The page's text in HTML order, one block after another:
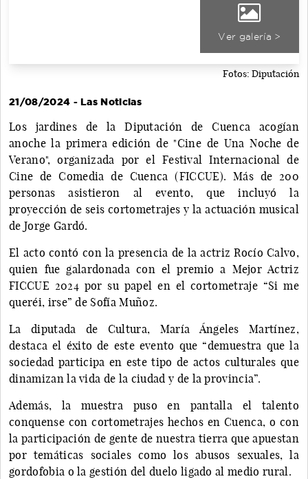
Ver galería >
Fotos: Diputación
21/08/2024 - Las Noticias
Los jardines de la Diputación de Cuenca acogían
anoche la primera edición de "Cine de Una Noche de
Verano", organizada por el Festival Internacional de
Cine de Comedia de Cuenca (FICCUE). Más de 200
personas asistieron al evento, que incluyó la
proyección de seis cortometrajes y la actuación musical
de Jorge Gardó.
El acto contó con la presencia de la actriz Rocío Calvo,
quien fue galardonada con el premio a Mejor Actriz
FICCUE 2024 por su papel en el cortometraje “Si me
queréi, irse” de Sofía Muñoz.
La diputada de Cultura, María Ángeles Martínez,
destaca el éxito de este evento que “demuestra que la
sociedad participa en este tipo de actos culturales que
dinamizan la vida de la ciudad y de la provincia”.
Además, la muestra puso en pantalla el talento
conquense con cortometrajes hechos en Cuenca, o con
la participación de gente de nuestra tierra que apuestan
por temáticas sociales como los abusos sexuales, la
gordofobia o la gestión del duelo ligado al medio rural.